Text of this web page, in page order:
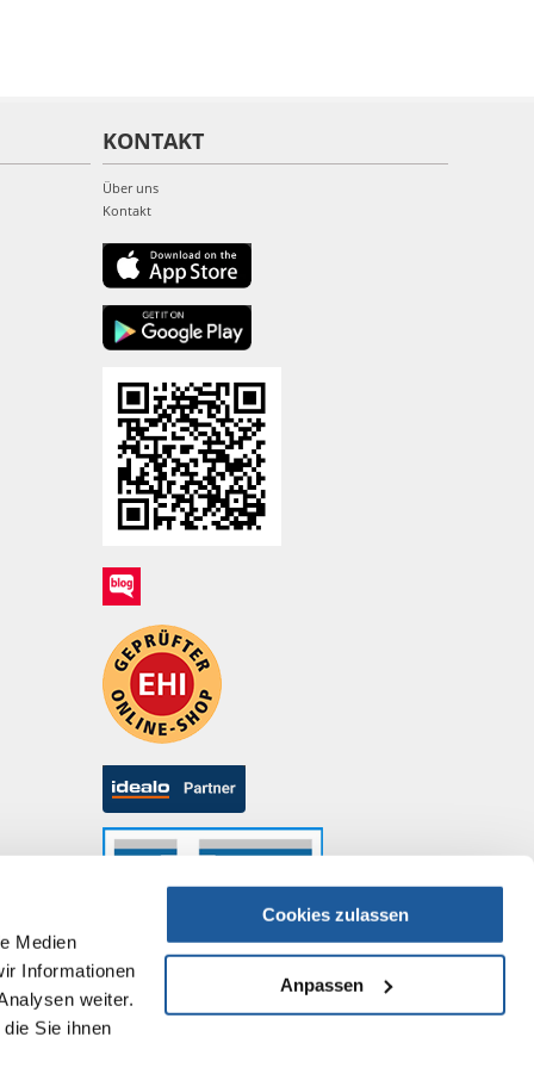
Medien
Informationen
weiter.
Sie ihnen
Cookies zulassen
Anpassen
KONTAKT
Über uns
Kontakt